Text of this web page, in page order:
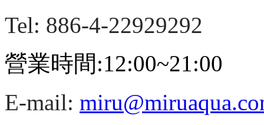
Tel: 886-4-22929292
營業時間:12:00~21:00
E-mail: